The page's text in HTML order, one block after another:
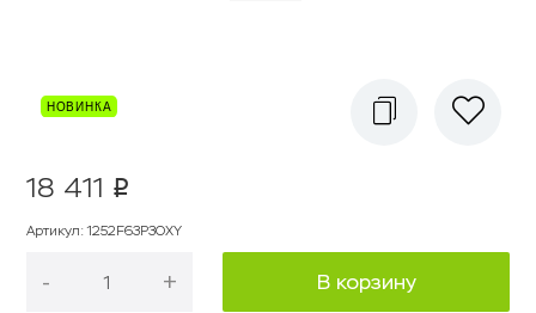
18 411 p
Артикул:1252F63P3OXY
- + В корзину